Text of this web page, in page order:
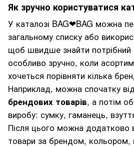
Як зручно користуватися
У каталозі BAG❤BAG можна
загальному списку або
щоб швидше знайти потрібний
особливо зручно, коли
хочеться порівняти кілька
Наприклад, можна спочатку
брендових товарів, а потім
виробу: сумку, гаманець,
Після цього можна додатково
товари за брендом, кольором,